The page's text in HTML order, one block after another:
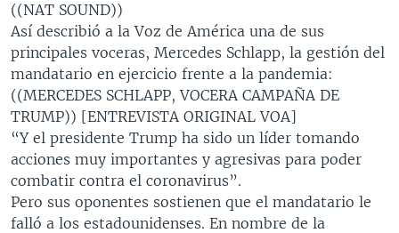
((NAT SOUND))
Así describió a la Voz de América una de sus
principales voceras, Mercedes Schlapp, la gestión del
mandatario en ejercicio frente a la pandemia:
((MERCEDES SCHLAPP, VOCERA CAMPAÑA DE
TRUMP)) [ENTREVISTA ORIGINAL VOA]
“Y el presidente Trump ha sido un líder tomando
acciones muy importantes y agresivas para poder
combatir contra el coronavirus”.
Pero sus oponentes sostienen que el mandatario le
falló a los estadounidenses. En nombre de la